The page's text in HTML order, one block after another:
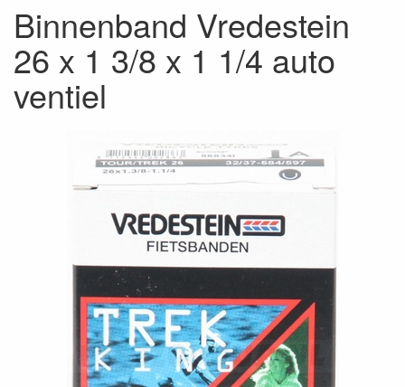
Binnenband Vredestein
26 x 1 3/8 x 1 1/4 auto
ventiel